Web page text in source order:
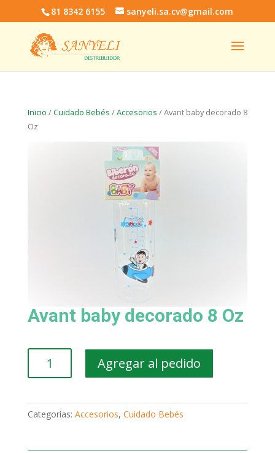
81 8342 6155 sanyeli.sa.cv@gmail.com
Inicio /Cuidado Bebés /Accesorios / Avant baby decorado 8
Oz
Avant baby decorado 8 Oz
Oz
Agregar al pedido
Categorías: Accesorios, Cuidado Bebés